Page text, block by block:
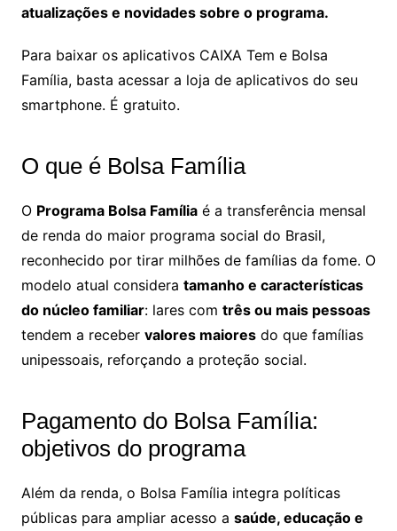
atualizações e novidades sobre o programa.
Para baixar os aplicativos CAIXA Tem e Bolsa
Família, basta acessar a loja de aplicativos do seu
smartphone. É gratuito.
O que é Bolsa Família
O Programa Bolsa Famíliaé a transferência mensal
de renda do maior programa social do Brasil,
reconhecido por tirar milhões de famílias da fome. O
modelo atual considera tamanho e características
do núcleo familiar: lares com três ou mais pessoas
tendem a receber valores maioresdo que famílias
unipessoais, reforçando a proteção social.
Pagamento do Bolsa Família:
objetivos do programa
Além da renda, o Bolsa Família integra políticas
públicas para ampliar acesso a saúde, educação e